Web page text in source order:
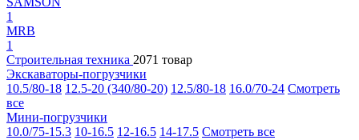
1
MRB
1
Строительная техника 2071 товар
Экскаваторы-погрузчики
10.5/80-18 12.5-20 (340/80-20) 12.5/80-18 16.0/70-24 Смотреть
все
Мини-погрузчики
10.0/75-15.3 10-16.5 12-16.5 14-17.5 Смотреть все